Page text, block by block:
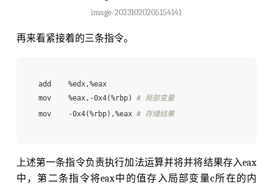
image-20231020205154141
再来看紧接着的三条指令。
add    %edx,%eax
mov    %eax,-0x4(%rbp) # 局部变量
mov    -0x4(%rbp),%eax # 存储结果
上述第一条指令负责执行加法运算并将并将结果存入eax
中，第二条指令将eax中的值存入局部变量c所在的内